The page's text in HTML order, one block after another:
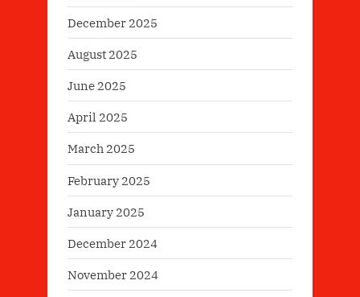
December 2025
August 2025
June 2025
April 2025
March 2025
February 2025
January 2025
December 2024
November 2024